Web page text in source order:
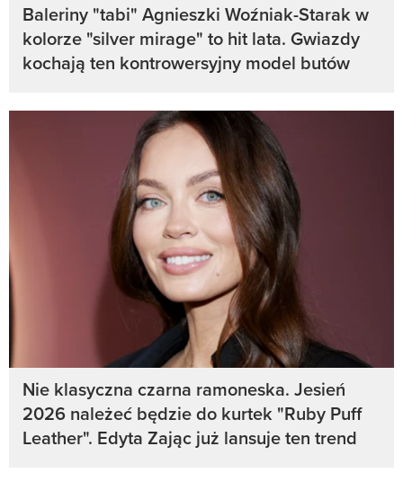
Baleriny "tabi" Agnieszki Woźniak-Starak w
kolorze "silver mirage" to hit lata. Gwiazdy
kochają ten kontrowersyjny model butów
Nie klasyczna czarna ramoneska. Jesień
2026 należeć będzie do kurtek "Ruby Puff
Leather". Edyta Zając już lansuje ten trend